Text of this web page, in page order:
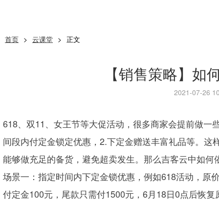
首页 > 云课堂 > 正文
【销售策略】如
2021-07-26
618、双11、女王节等大促活动，很多商家会提前做一
间段内付定金锁定优惠，2.下定金赠送丰富礼品等。
能够做充足的备货，避免超卖发生。那么吉客云中如
场景一：指定时间内下定金锁优惠，例如618活动，原
付定金100元，尾款只需付1500元，6月18日0点后恢复